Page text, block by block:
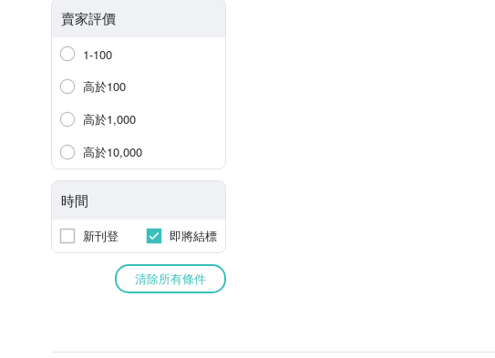
賣家評價
1-100
高於100
高於1,000
高於10,000
時間
新刊登 即將結標
清除所有條件